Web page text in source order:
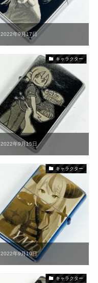
2022年9月17日
キャラクター
2022年9月15日
キャラクター
2022年9月10日
キャラクター